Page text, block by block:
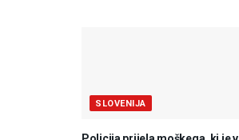
SLOVENIJA